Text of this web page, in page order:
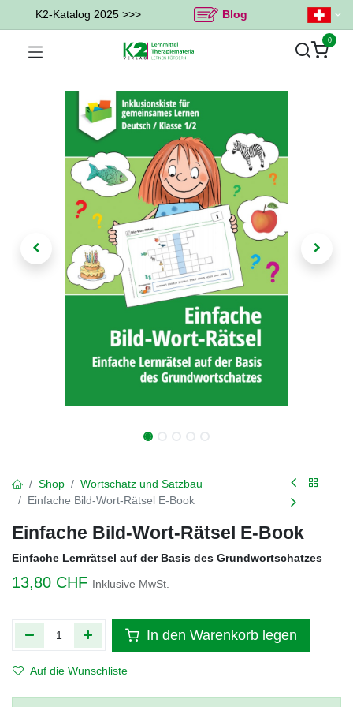
K2-Katalog 2025 >>> Blog
0
Shop
Wortschatz und Satzbau
Einfache Bild-Wort-Rätsel E-Book
Einfache Bild-Wort-Rätsel E-Book
Einfache Lernrätsel auf der Basis des Grundwortschatzes
13,80 CHF Inklusive MwSt.
In den Warenkorb legen
Auf die Wunschliste